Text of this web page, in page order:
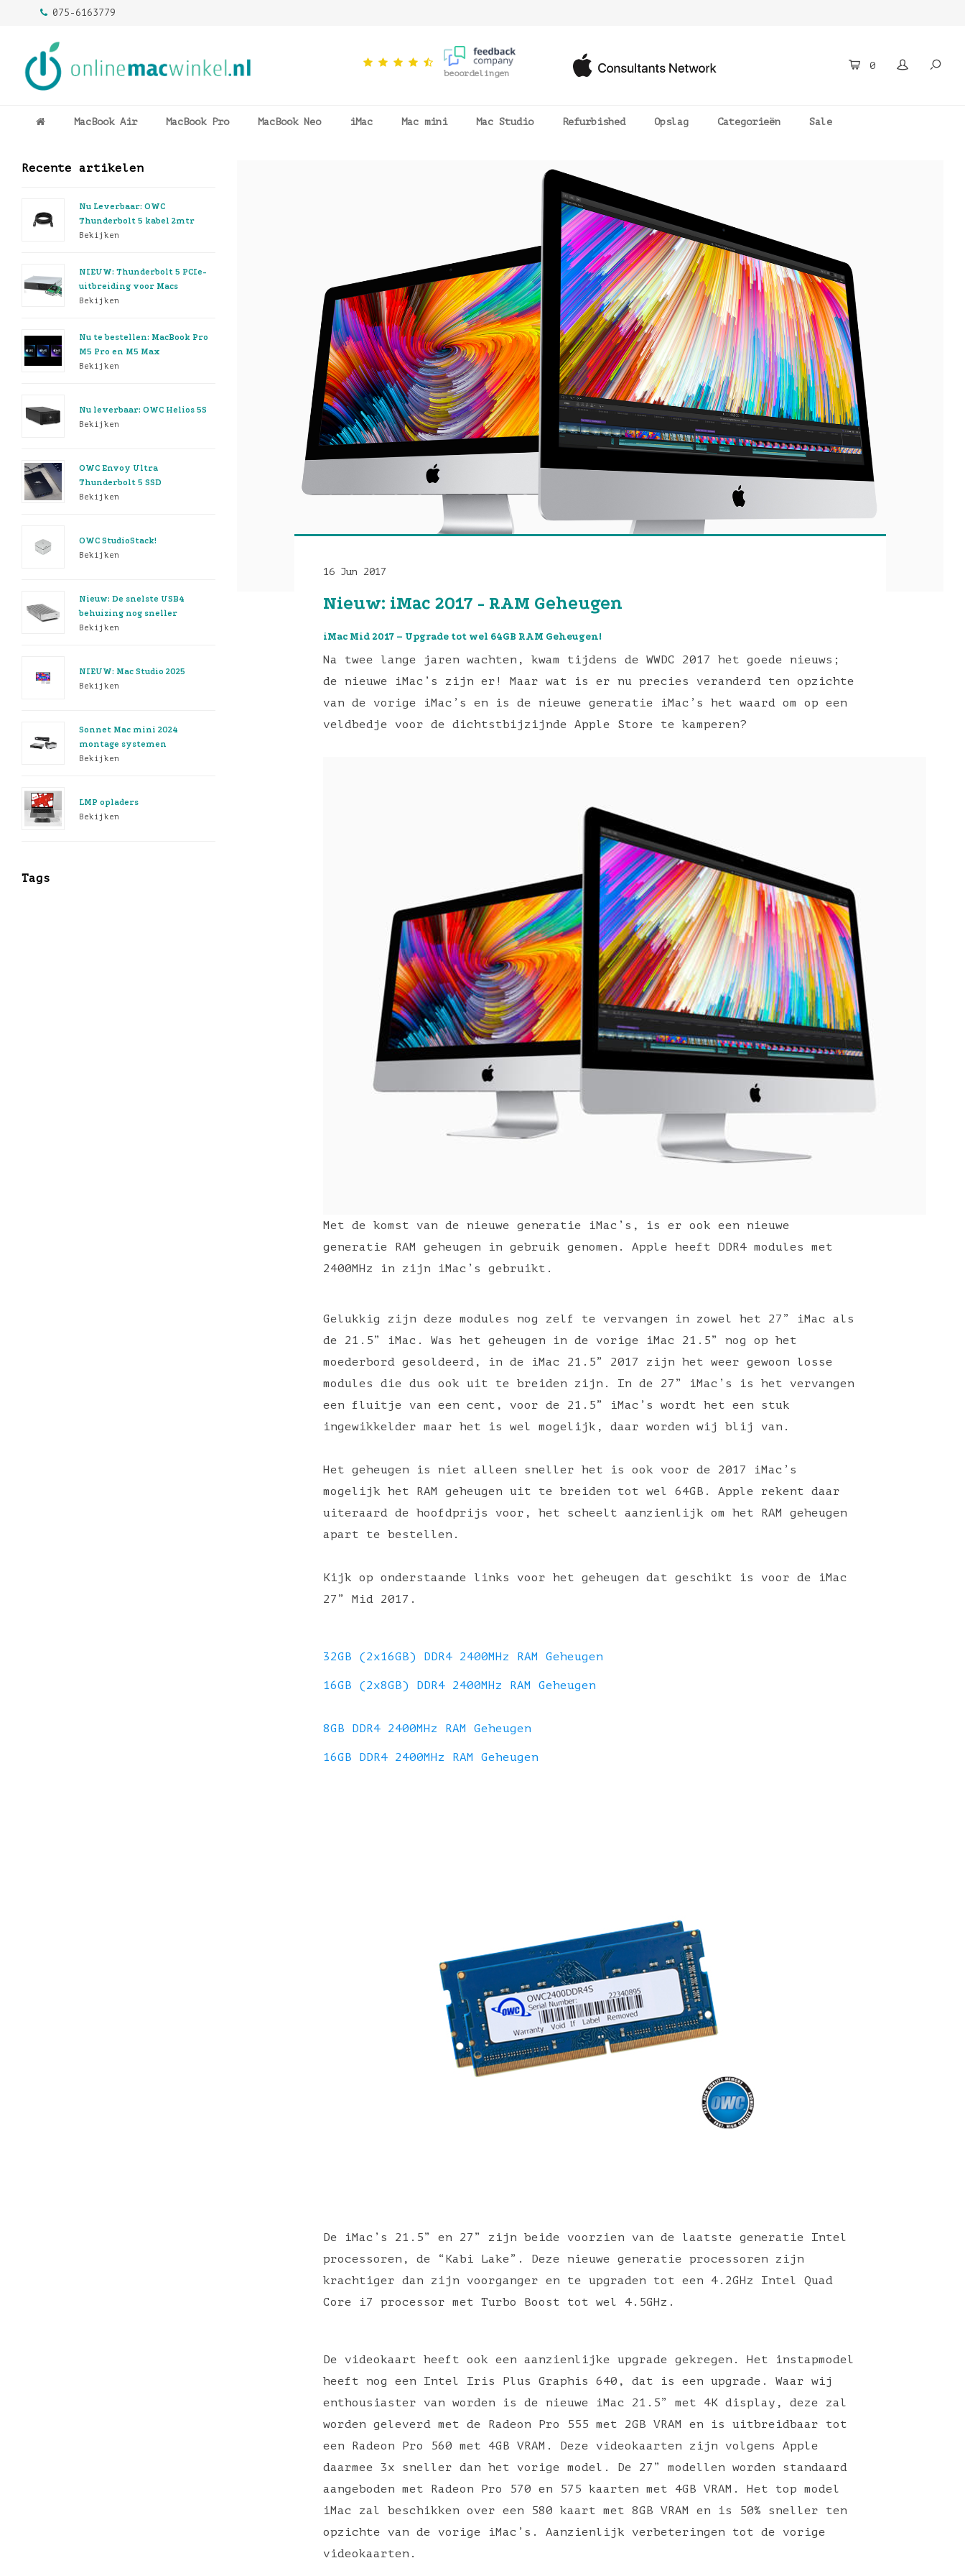
075-6163779
beoordelingen
0
MacBook Air MacBook Pro MacBook Neo iMac Mac mini Mac Studio Refurbished Opslag Categorieën Sale
Recente artikelen
Nu Leverbaar: OWC
Thunderbolt 5 kabel 2mtr
Bekijken
NIEUW: Thunderbolt 5 PCIe-
uitbreiding voor Macs
Bekijken
Nu te bestellen: MacBook Pro
M5 Pro en M5 Max
Bekijken
Nu leverbaar: OWC Helios 5S
Bekijken
OWC Envoy Ultra
Thunderbolt 5 SSD
Bekijken
OWC StudioStack!
Bekijken
Nieuw: De snelste USB4
behuizing nog sneller
Bekijken
NIEUW: Mac Studio 2025
Bekijken
Sonnet Mac mini 2024
montage systemen
Bekijken
LMP opladers
Bekijken
Tags
16 Jun 2017
Nieuw: iMac 2017 - RAM Geheugen
iMac Mid 2017 – Upgrade tot wel 64GB RAM Geheugen!
Na twee lange jaren wachten, kwam tijdens de WWDC 2017 het goede nieuws;
de nieuwe iMac’s zijn er! Maar wat is er nu precies veranderd ten opzichte
van de vorige iMac’s en is de nieuwe generatie iMac’s het waard om op een
veldbedje voor de dichtstbijzijnde Apple Store te kamperen?
Met de komst van de nieuwe generatie iMac’s, is er ook een nieuwe
generatie RAM geheugen in gebruik genomen. Apple heeft DDR4 modules met
2400MHz in zijn iMac’s gebruikt.
Gelukkig zijn deze modules nog zelf te vervangen in zowel het 27” iMac als
de 21.5” iMac. Was het geheugen in de vorige iMac 21.5” nog op het
moederbord gesoldeerd, in de iMac 21.5” 2017 zijn het weer gewoon losse
modules die dus ook uit te breiden zijn. In de 27” iMac’s is het vervangen
een fluitje van een cent, voor de 21.5” iMac’s wordt het een stuk
ingewikkelder maar het is wel mogelijk, daar worden wij blij van.
Het geheugen is niet alleen sneller het is ook voor de 2017 iMac’s
mogelijk het RAM geheugen uit te breiden tot wel 64GB. Apple rekent daar
uiteraard de hoofdprijs voor, het scheelt aanzienlijk om het RAM geheugen
apart te bestellen.
Kijk op onderstaande links voor het geheugen dat geschikt is voor de iMac
27” Mid 2017.
32GB (2x16GB) DDR4 2400MHz RAM Geheugen
16GB (2x8GB) DDR4 2400MHz RAM Geheugen
8GB DDR4 2400MHz RAM Geheugen
16GB DDR4 2400MHz RAM Geheugen
De iMac’s 21.5” en 27” zijn beide voorzien van de laatste generatie Intel
processoren, de “Kabi Lake”. Deze nieuwe generatie processoren zijn
krachtiger dan zijn voorganger en te upgraden tot een 4.2GHz Intel Quad
Core i7 processor met Turbo Boost tot wel 4.5GHz.
De videokaart heeft ook een aanzienlijke upgrade gekregen. Het instapmodel
heeft nog een Intel Iris Plus Graphis 640, dat is een upgrade. Waar wij
enthousiaster van worden is de nieuwe iMac 21.5” met 4K display, deze zal
worden geleverd met de Radeon Pro 555 met 2GB VRAM en is uitbreidbaar tot
een Radeon Pro 560 met 4GB VRAM. Deze videokaarten zijn volgens Apple
daarmee 3x sneller dan het vorige model. De 27” modellen worden standaard
aangeboden met Radeon Pro 570 en 575 kaarten met 4GB VRAM. Het top model
iMac zal beschikken over een 580 kaart met 8GB VRAM en is 50% sneller ten
opzichte van de vorige iMac’s. Aanzienlijk verbeteringen tot de vorige
videokaarten.